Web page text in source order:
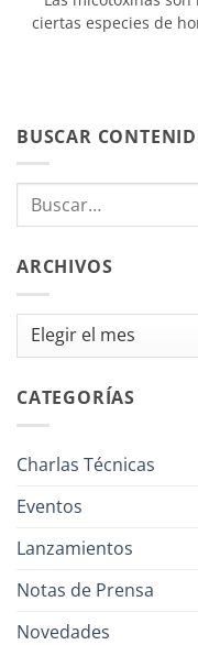
ciertas especies de
BUSCAR
ARCHIVOS
Archivos
CATEGORÍAS
Charlas Técnicas
Eventos
Lanzamientos
Notas de Prensa
Novedades